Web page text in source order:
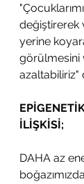
değiştirerek
yerine
görülmesini
azaltabiliriz"
İLİŞKİSİ;
DAHA az